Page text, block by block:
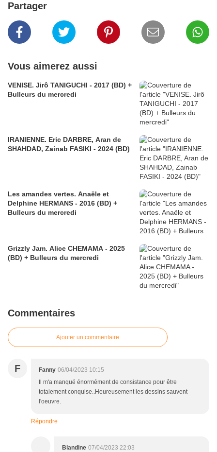
Partager
Vous aimerez aussi
VENISE. Jirô TANIGUCHI - 2017 (BD) +
Bulleurs du mercredi
IRANIENNE. Eric DARBRE, Aran de
SHAHDAD, Zainab FASIKI - 2024 (BD)
Les amandes vertes. Anaële et
Delphine HERMANS - 2016 (BD) +
Bulleurs du mercredi
Grizzly Jam. Alice CHEMAMA - 2025
(BD) + Bulleurs du mercredi
Commentaires
Ajouter un commentaire
F Fanny 06/04/2023 10:15
Il m'a manqué énormément de consistance pour être
totalement conquise..Heureusement les dessins sauvent
l'oeuvre.
Répondre
Blandine 07/04/2023 22:03